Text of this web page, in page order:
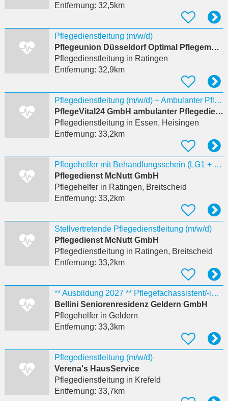
Entfernung: 32,5km
Pflegedienstleitung (m/w/d)
Pflegeunion Düsseldorf Optimal Pflegemobil GmbH
Pflegedienstleitung in Ratingen
Entfernung: 32,9km
Pflegedienstleitung (m/w/d) – Ambulanter Pflege- und Betreuungsdienst (KEIN WOCHENENDDIENST)
PflegeVital24 GmbH ambulanter Pflegedienst
Pflegedienstleitung in Essen, Heisingen
Entfernung: 33,2km
Pflegehelfer mit Behandlungsschein (LG1 + LG2) WO SEIT IHR ???
Pflegedienst McNutt GmbH
Pflegehelferin Ratingen, Breitscheid
Entfernung: 33,2km
Stellvertretende Pflegedienstleitung (m/w/d)
Pflegedienst McNutt GmbH
Pflegedienstleitung in Ratingen, Breitscheid
Entfernung: 33,2km
** Ausbildung 2027 ** Pflegefachassistent/-in (m/w/d)
Bellini Seniorenresidenz Geldern GmbH
Pflegehelferin Geldern
Entfernung: 33,3km
Pflegedienstleitung (m/w/d)
Verena's HausService
Pflegedienstleitung in Krefeld
Entfernung: 33,7km